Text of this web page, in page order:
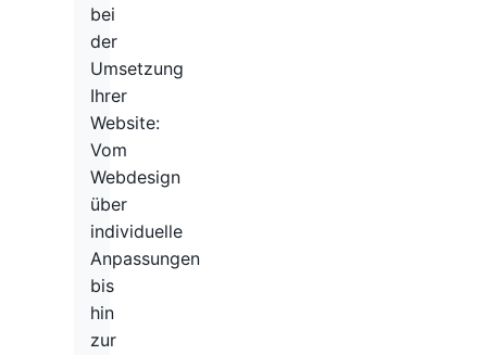
bei
der
Umsetzung
Ihrer
Website:
Vom
Webdesign
über
individuelle
Anpassungen
bis
hin
zur